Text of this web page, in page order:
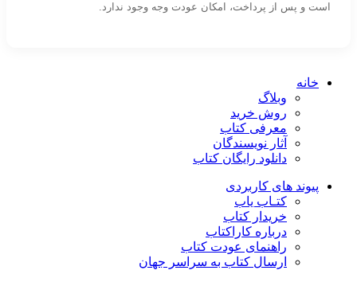
است و پس از پرداخت، امکان عودت وجه وجود ندارد.
خانه
وبلاگ
روش خرید
معرفی کتاب
آثار نویسندگان
دانلود رایگان کتاب
پیوند های کاربردی
کتـاب یاب
خریدار کتاب
درباره کاراکتاب
راهنمای عودت کتاب
ارسال کتاب به سراسر جهان